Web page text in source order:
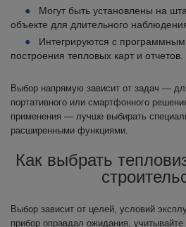
Могут быть установлены на
объекте для длительного
Интегрируются с
построения тепловых карт и отчетов.
Выбор напрямую зависит от задач —
портативного или смартфонного
применения — лучше выбирать
расширенными функциями.
Как выбрать
Выбор зависит от целей, условий
прибор оправдал ожидания,